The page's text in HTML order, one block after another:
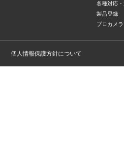
各種対応
製品登録
プロカメ
個人情報保護方針について